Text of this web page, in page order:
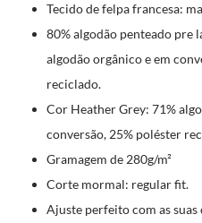
Tecido de felpa francesa:
80% algodão penteado pre
algodão orgânico e em
reciclado.
Cor Heather Grey: 71%
conversão, 25% poléster
Gramagem de 280g/m²
Corte mormal: regular fit.
Ajuste perfeito com as